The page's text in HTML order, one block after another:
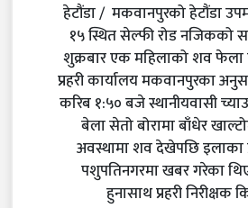
हेटौंडा / मकवानपुरको हेटौंडा
१५ स्थित सेल्फी रोड नजिकको
शुक्रबार एक महिलाको शव फेला
प्रहरी कार्यालय मकवानपुरका
करिब १:५० बजे स्थानीयवासी
बेला सेतो बोरामा बाँधेर
अवस्थामा शव देखेपछि इलाका
पशुपतिनगरमा खबर गरेका
हुनासाथ प्रहरी निरीक्षक